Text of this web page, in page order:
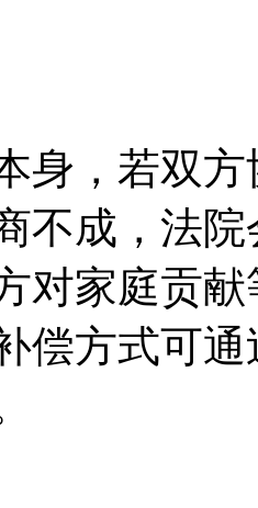
身，若双
不成，法
对家庭贡
偿方式可